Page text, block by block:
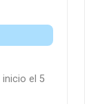
inicio el 5